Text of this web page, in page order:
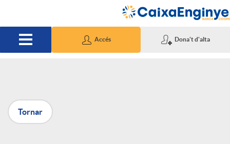
Accés Dona't d'alta
P
u
Tornar